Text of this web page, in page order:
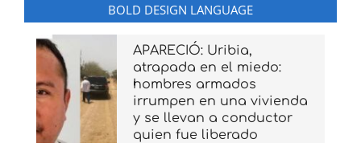
BOLD DESIGN LANGUAGE
APARECIÓ: Uribia,
atrapada en el miedo:
hombres armados
irrumpen en una vivienda
y se llevan a conductor
quien fue liberado